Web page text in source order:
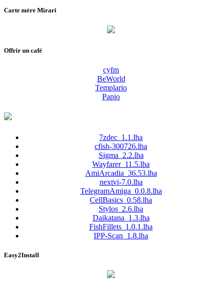
Carte mère Mirari
Offrir un café
cyfm
BeWorld
Templario
Papio
7zdec_1.1.lha
cfish-300726.lha
Sigma_2.2.lha
Wayfarer_11.5.lha
AmiArcadia_36.53.lha
nextvi-7.0.lha
TelegramAmiga_0.0.8.lha
CellBasics_0.58.lha
Stylos_2.6.lha
Daikatana_1.3.lha
FishFillets_1.0.1.lha
IPP-Scan_1.8.lha
Easy2Install